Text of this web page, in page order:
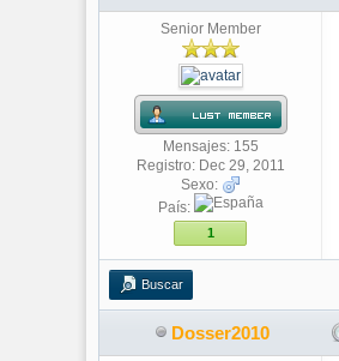
Senior Member
Mensajes: 155
Registro: Dec 29, 2011
Sexo:
País:
1
Buscar
Dosser2010